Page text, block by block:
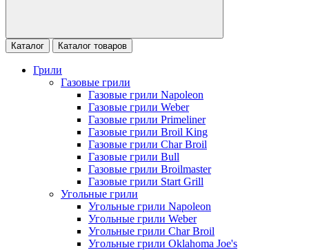
Каталог Каталог товаров
Грили
Газовые грили
Газовые грили Napoleon
Газовые грили Weber
Газовые грили Primeliner
Газовые грили Broil King
Газовые грили Char Broil
Газовые грили Bull
Газовые грили Broilmaster
Газовые грили Start Grill
Угольные грили
Угольные грили Napoleon
Угольные грили Weber
Угольные грили Char Broil
Угольные грили Oklahoma Joe's